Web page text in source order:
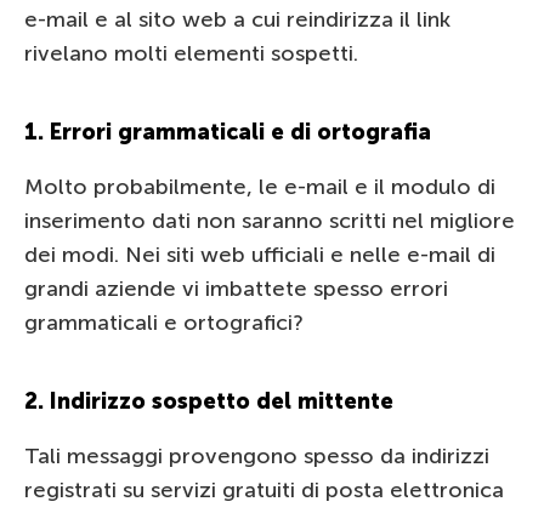
e-mail e al sito web a cui reindirizza il link
rivelano molti elementi sospetti.
1. Errori grammaticali e di ortografia
Molto probabilmente, le e-mail e il modulo di
inserimento dati non saranno scritti nel migliore
dei modi. Nei siti web ufficiali e nelle e-mail di
grandi aziende vi imbattete spesso errori
grammaticali e ortografici?
2. Indirizzo sospetto del mittente
Tali messaggi provengono spesso da indirizzi
registrati su servizi gratuiti di posta elettronica